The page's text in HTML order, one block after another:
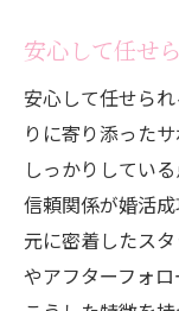
安心して任せ
安心して任せら
りに寄り添った
しっかりしてい
信頼関係が婚活
元に密着したス
やアフターフォロ